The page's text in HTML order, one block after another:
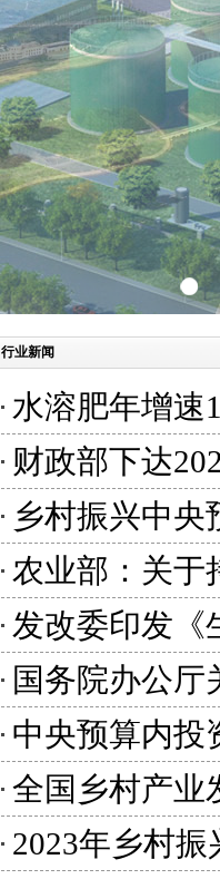
行业新闻
水溶肥年增速
财政部下达
乡村振兴中央
农业部：关于
发改委印发《
国务院办公厅
中央预算内
全国乡村产业
2023年乡村